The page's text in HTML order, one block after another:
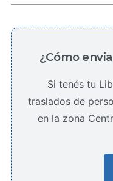
¿Cómo
Si tenés tu
traslados de
en la zona